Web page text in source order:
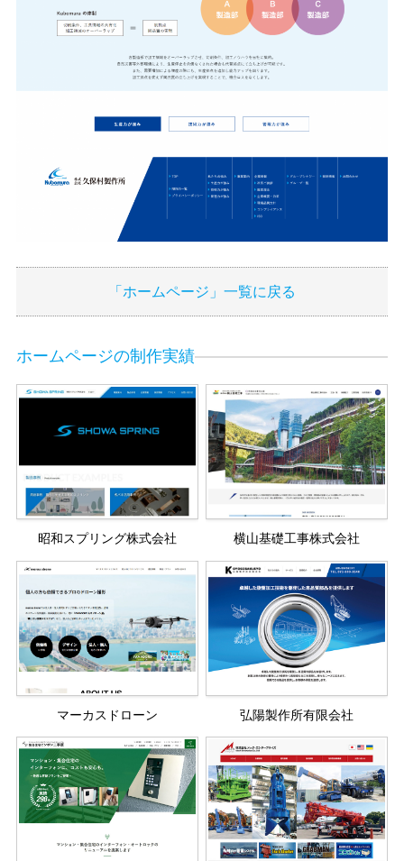
「ホームページ」一覧に戻る
ホームページの制作実績
昭和スプリング株式会社 横山基礎工事株式会社
マーカスドローン 弘陽製作所有限会社